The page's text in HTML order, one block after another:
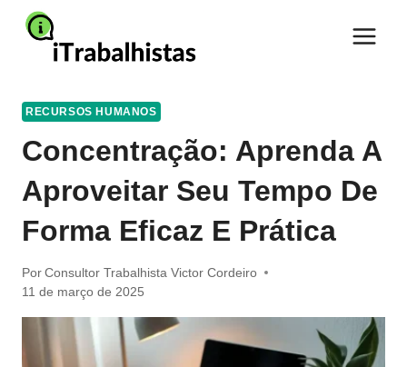
Pular
para
RECURSOS HUMANOS
Concentração: Aprenda A
Aproveitar Seu Tempo De
Forma Eficaz E Prática
Por Consultor Trabalhista Victor Cordeiro
11 de março de 2025